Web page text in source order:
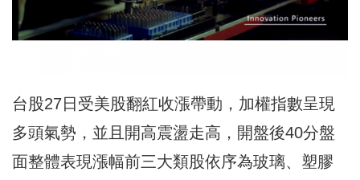
台股27日受美股翻紅收漲帶動，加權指數呈現
多頭氣勢，並且開高震盪走高，開盤後40分盤
面整體表現漲幅前三大類股依序為玻璃、塑膠